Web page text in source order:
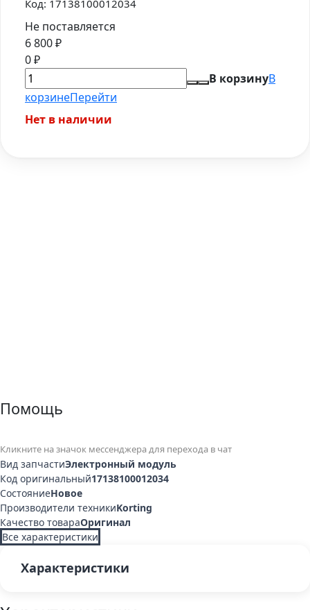
Код: 17138100012034
Не поставляется
6 800₽
0₽
В корзинуВ
корзинеПерейти
Нет в наличии
Помощь
Кликните на значок мессенджера для перехода в чат
Вид запчастиЭлектронный модуль
Код оригинальный17138100012034
СостояниеНовое
Производители техникиKorting
Качество товараОригинал
Все характеристики
Характеристики